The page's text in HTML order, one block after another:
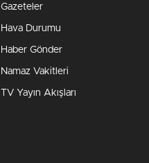
Gazeteler
Hava Durumu
Haber Gönder
Namaz Vakitleri
TV Yayın Akışları